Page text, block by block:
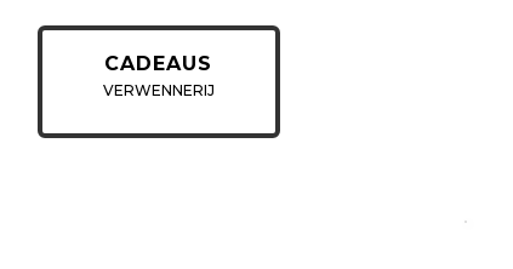
CADEAUS
VERWENNERIJ